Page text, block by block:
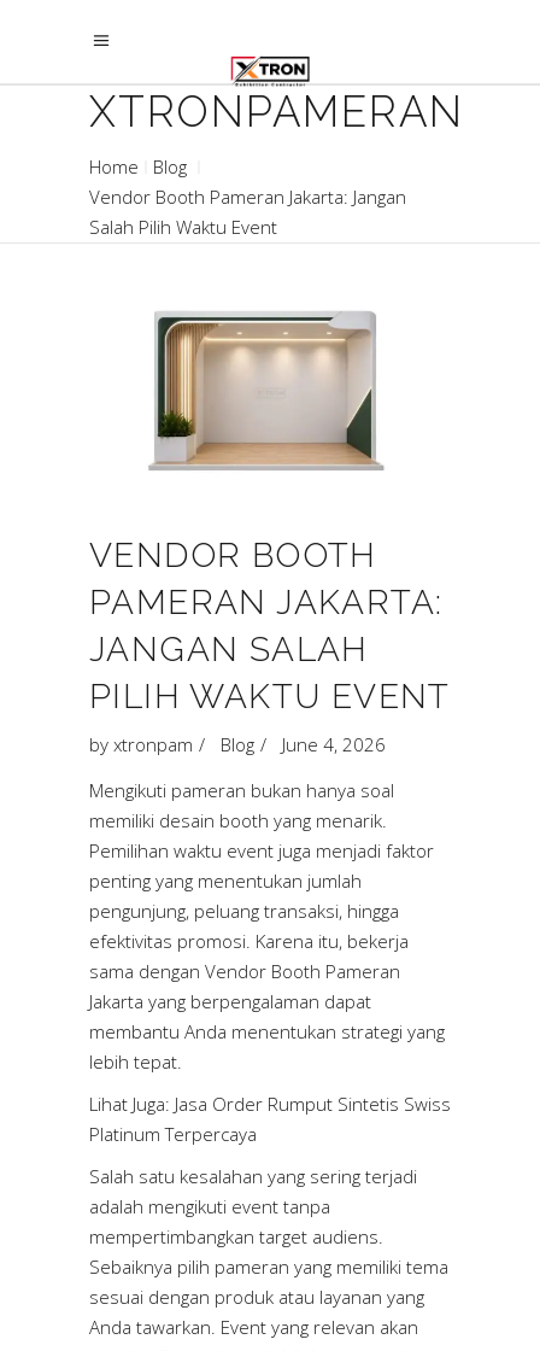
XTRONPAMERAN
Home
Blog
Vendor Booth Pameran Jakarta: Jangan
Salah Pilih Waktu Event
VENDOR BOOTH
PAMERAN JAKARTA:
JANGAN SALAH
PILIH WAKTU EVENT
by xtronpam Blog
June 4, 2026
Mengikuti pameran bukan hanya soal
memiliki desain booth yang menarik.
Pemilihan waktu event juga menjadi faktor
penting yang menentukan jumlah
pengunjung, peluang transaksi, hingga
efektivitas promosi. Karena itu, bekerja
sama dengan Vendor Booth Pameran
Jakarta yang berpengalaman dapat
membantu Anda menentukan strategi yang
lebih tepat.
Lihat Juga: Jasa Order Rumput Sintetis Swiss
Platinum Terpercaya
Salah satu kesalahan yang sering terjadi
adalah mengikuti event tanpa
mempertimbangkan target audiens.
Sebaiknya pilih pameran yang memiliki tema
sesuai dengan produk atau layanan yang
Anda tawarkan. Event yang relevan akan